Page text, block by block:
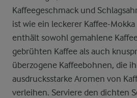
Kaffeegeschmack und
ist wie ein leckerer Kaffee-
enthält sowohl gemahlene
gebrühten Kaffee als auch
überzogene Kaffeebohnen, die
ausdrucksstarke Aromen von
verleihen. Serviere den dichten